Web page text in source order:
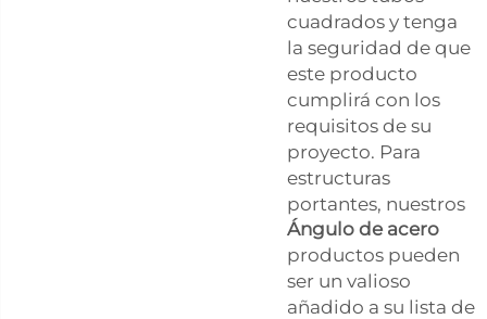
cuadrados y tenga
la seguridad de que
este producto
cumplirá con los
requisitos de su
proyecto. Para
estructuras
portantes, nuestros
Ángulo de acero
productos pueden
ser un valioso
añadido a su lista de